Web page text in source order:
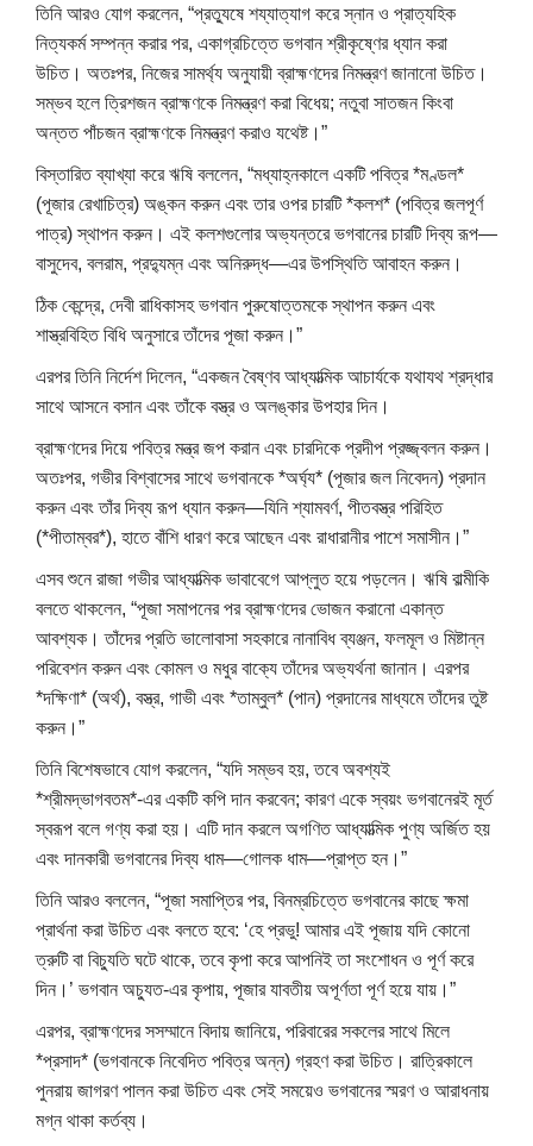
তিনি আরও যোগ করলেন, “প্রত্যুষে শয্যাত্যাগ করে স্নান ও প্রাত্যহিক
নিত্যকর্ম সম্পন্ন করার পর, একাগ্রচিত্তে ভগবান শ্রীকৃষ্ণের ধ্যান করা
উচিত। অতঃপর, নিজের সামর্থ্য অনুযায়ী ব্রাহ্মণদের নিমন্ত্রণ জানানো উচিত।
সম্ভব হলে ত্রিশজন ব্রাহ্মণকে নিমন্ত্রণ করা বিধেয়; নতুবা সাতজন কিংবা
অন্তত পাঁচজন ব্রাহ্মণকে নিমন্ত্রণ করাও যথেষ্ট।”
বিস্তারিত ব্যাখ্যা করে ঋষি বললেন, “মধ্যাহ্নকালে একটি পবিত্র *মণ্ডল*
(পূজার রেখাচিত্র) অঙ্কন করুন এবং তার ওপর চারটি *কলশ* (পবিত্র জলপূর্ণ
পাত্র) স্থাপন করুন। এই কলশগুলোর অভ্যন্তরে ভগবানের চারটি দিব্য রূপ—
বাসুদেব, বলরাম, প্রদ্যুম্ন এবং অনিরুদ্ধ—এর উপস্থিতি আবাহন করুন।
ঠিক কেন্দ্রে, দেবী রাধিকাসহ ভগবান পুরুষোত্তমকে স্থাপন করুন এবং
শাস্ত্রবিহিত বিধি অনুসারে তাঁদের পূজা করুন।”
এরপর তিনি নির্দেশ দিলেন, “একজন বৈষ্ণব আধ্যাত্মিক আচার্যকে যথাযথ শ্রদ্ধার
সাথে আসনে বসান এবং তাঁকে বস্ত্র ও অলঙ্কার উপহার দিন।
ব্রাহ্মণদের দিয়ে পবিত্র মন্ত্র জপ করান এবং চারদিকে প্রদীপ প্রজ্জ্বলন করুন।
অতঃপর, গভীর বিশ্বাসের সাথে ভগবানকে *অর্ঘ্য* (পূজার জল নিবেদন) প্রদান
করুন এবং তাঁর দিব্য রূপ ধ্যান করুন—যিনি শ্যামবর্ণ, পীতবস্ত্র পরিহিত
(*পীতাম্বর*), হাতে বাঁশি ধারণ করে আছেন এবং রাধারানীর পাশে সমাসীন।”
এসব শুনে রাজা গভীর আধ্যাত্মিক ভাবাবেগে আপ্লুত হয়ে পড়লেন। ঋষি বাল্মীকি
বলতে থাকলেন, “পূজা সমাপনের পর ব্রাহ্মণদের ভোজন করানো একান্ত
আবশ্যক। তাঁদের প্রতি ভালোবাসা সহকারে নানাবিধ ব্যঞ্জন, ফলমূল ও মিষ্টান্ন
পরিবেশন করুন এবং কোমল ও মধুর বাক্যে তাঁদের অভ্যর্থনা জানান। এরপর
*দক্ষিণা* (অর্থ), বস্ত্র, গাভী এবং *তাম্বুল* (পান) প্রদানের মাধ্যমে তাঁদের তুষ্ট
করুন।”
তিনি বিশেষভাবে যোগ করলেন, “যদি সম্ভব হয়, তবে অবশ্যই
*শ্রীমদ্ভাগবতম*-এর একটি কপি দান করবেন; কারণ একে স্বয়ং ভগবানেরই মূর্ত
স্বরূপ বলে গণ্য করা হয়। এটি দান করলে অগণিত আধ্যাত্মিক পুণ্য অর্জিত হয়
এবং দানকারী ভগবানের দিব্য ধাম—গোলক ধাম—প্রাপ্ত হন।”
তিনি আরও বললেন, “পূজা সমাপ্তির পর, বিনম্রচিত্তে ভগবানের কাছে ক্ষমা
প্রার্থনা করা উচিত এবং বলতে হবে: ‘হে প্রভু! আমার এই পূজায় যদি কোনো
ত্রুটি বা বিচ্যুতি ঘটে থাকে, তবে কৃপা করে আপনিই তা সংশোধন ও পূর্ণ করে
দিন।’ ভগবান অচ্যুত-এর কৃপায়, পূজার যাবতীয় অপূর্ণতা পূর্ণ হয়ে যায়।”
এরপর, ব্রাহ্মণদের সসম্মানে বিদায় জানিয়ে, পরিবারের সকলের সাথে মিলে
*প্রসাদ* (ভগবানকে নিবেদিত পবিত্র অন্ন) গ্রহণ করা উচিত। রাত্রিকালে
পুনরায় জাগরণ পালন করা উচিত এবং সেই সময়েও ভগবানের স্মরণ ও আরাধনায়
মগ্ন থাকা কর্তব্য।